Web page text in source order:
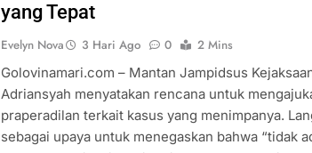
yang Tepat
Evelyn Nova 3 Hari Ago 0
2 Mins
Golovinamari.com – Mantan Jampidsus
Adriansyah menyatakan rencana untuk
praperadilan terkait kasus yang menimpanya.
sebagai upaya untuk menegaskan bahwa “tidak